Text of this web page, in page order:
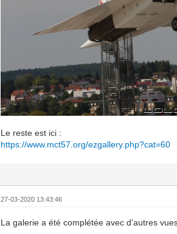
Le reste est ici :
https://www.mct57.org/ezgallery.php?cat=60
27-03-2020 13:43:46
La galerie a été complétée avec d'autres